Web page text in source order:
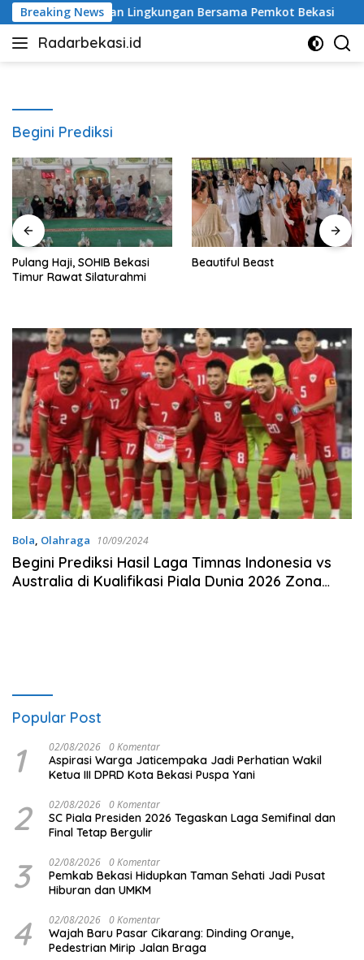
Langsung
ke
konten
Breaking News
Bersihkan Lingkungan Bersama Pemkot Bekasi
Radarbekasi.id
Berita
Begini Prediksi
Pulang Haji, SOHIB Bekasi
Timur Rawat Silaturahmi
Beautiful Beast
Bola, Olahraga 10/09/2024
Begini Prediksi Hasil Laga Timnas Indonesia vs
Australia di Kualifikasi Piala Dunia 2026 Zona
Popular Post
1 02/08/2026 0 Komentar
Aspirasi Warga Jaticempaka Jadi Perhatian Wakil
Ketua III DPRD Kota Bekasi Puspa Yani
2 02/08/2026 0 Komentar
SC Piala Presiden 2026 Tegaskan Laga Semifinal dan
Final Tetap Bergulir
3 02/08/2026 0 Komentar
Pemkab Bekasi Hidupkan Taman Sehati Jadi Pusat
Hiburan dan UMKM
4 02/08/2026 0 Komentar
Wajah Baru Pasar Cikarang: Dinding Oranye,
Pedestrian Mirip Jalan Braga